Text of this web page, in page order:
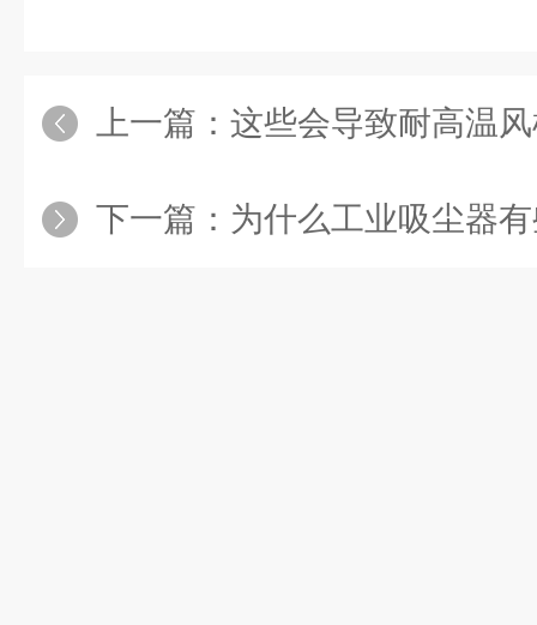
上一篇： 这些会导致耐高温风机轴承
下一篇： 为什么工业吸尘器有些可